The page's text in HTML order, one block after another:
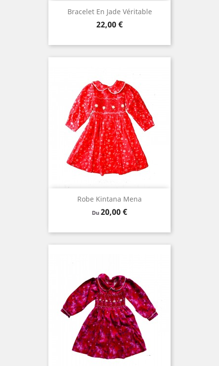
Bracelet En Jade Véritable
Prix
22,00 €
Robe Kintana Mena
Du Prix
20,00 €